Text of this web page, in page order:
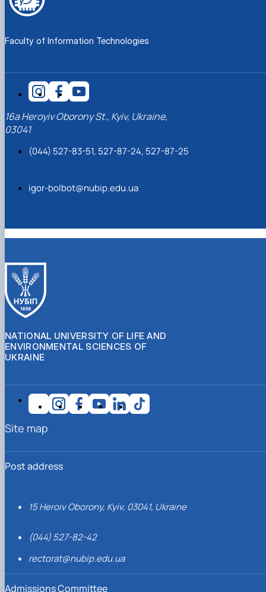
Faculty of Information Technologies
16a Heroyiv Oborony St., Kyiv, Ukraine,
03041
(044) 527-83-51, 527-87-24, 527-87-25
igor-bolbot@nubip.edu.ua
NATIONAL UNIVERSITY OF LIFE AND
ENVIRONMENTAL SCIENCES OF
UKRAINE
Post address
15 Heroiv Oborony, Kyiv, 03041, Ukraine
(044) 527-82-42
rectorat@nubip.edu.ua
Admissions Committee
Site map